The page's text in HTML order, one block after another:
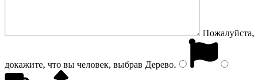
Пожалуйста,
докажите, что вы человек, выбрав Дерево.